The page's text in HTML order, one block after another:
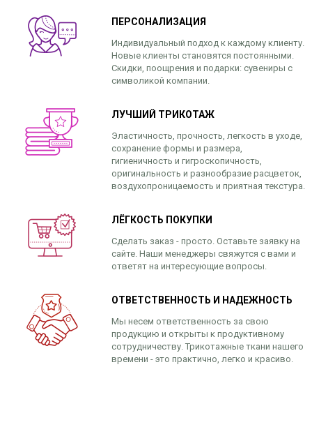
ПЕРСОНАЛИЗАЦИЯ
Индивидуальный подход к каждому клиенту.
Новые клиенты становятся постоянными.
Скидки, поощрения и подарки: сувениры с
символикой компании.
ЛУЧШИЙ ТРИКОТАЖ
Эластичность, прочность, легкость в уходе,
сохранение формы и размера,
гигиеничность и гигроскопичность,
оригинальность и разнообразие расцветок,
воздухопроницаемость и приятная текстура.
ЛЁГКОСТЬ ПОКУПКИ
Сделать заказ - просто. Оставьте заявку на
сайте. Наши менеджеры свяжутся с вами и
ответят на интересующие вопросы.
ОТВЕТСТВЕННОСТЬ И НАДЕЖНОСТЬ
Мы несем ответственность за свою
продукцию и открыты к продуктивному
сотрудничеству. Трикотажные ткани нашего
времени - это практично, легко и красиво.